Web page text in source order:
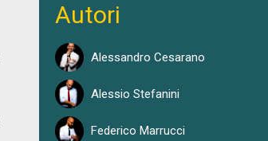
Autori
Alessandro Cesarano
Alessio Stefanini
Federico Marrucci